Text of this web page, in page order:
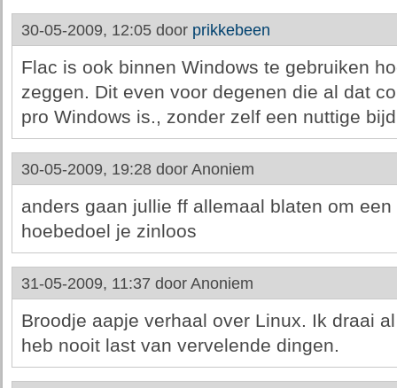
30-05-2009, 12:05 door prikkebeen
Flac is ook binnen Windows te gebruiken
zeggen. Dit even voor degenen die al dat
pro Windows is., zonder zelf een nuttige
30-05-2009, 19:28 door Anoniem
anders gaan jullie ff allemaal blaten om een
hoebedoel je zinloos
31-05-2009, 11:37 door Anoniem
Broodje aapje verhaal over Linux. Ik draai
heb nooit last van vervelende dingen.